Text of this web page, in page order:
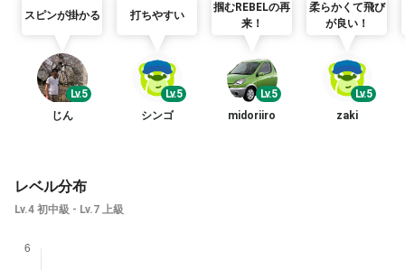
スピンが掛かる
Lv.5
じん
打ちやすい
Lv.5
シンゴ
掴むREBELの再
来！
Lv.5
midoriiro
柔らかくて飛び
が良い！
Lv.5
zaki
レベル分布
Lv.4 初中級 - Lv.7 上級